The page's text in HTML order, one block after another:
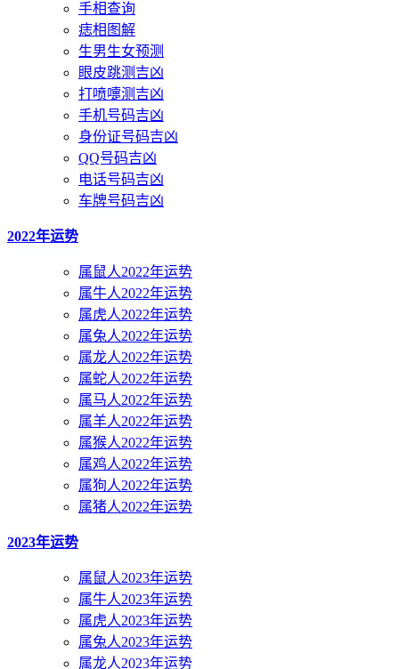
手相查询
痣相图解
生男生女预测
眼皮跳测吉凶
打喷嚏测吉凶
手机号码吉凶
身份证号码吉凶
QQ号码吉凶
电话号码吉凶
车牌号码吉凶
2022年运势
属鼠人2022年运势
属牛人2022年运势
属虎人2022年运势
属兔人2022年运势
属龙人2022年运势
属蛇人2022年运势
属马人2022年运势
属羊人2022年运势
属猴人2022年运势
属鸡人2022年运势
属狗人2022年运势
属猪人2022年运势
2023年运势
属鼠人2023年运势
属牛人2023年运势
属虎人2023年运势
属兔人2023年运势
属龙人2023年运势